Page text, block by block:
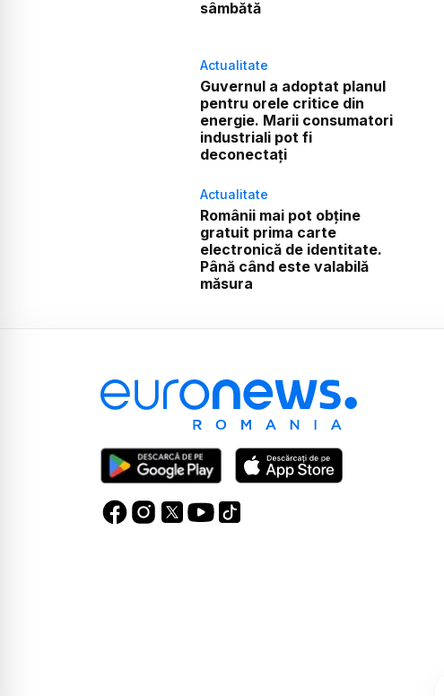
sâmbătă
Actualitate
Guvernul a adoptat planul
pentru orele critice din
energie. Marii consumatori
industriali pot fi
deconectați
Actualitate
Românii mai pot obține
gratuit prima carte
electronică de identitate.
Până când este valabilă
măsura